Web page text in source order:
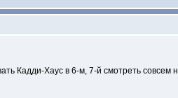
Кадди-Хаус в 6-м, 7-й смотреть совсем